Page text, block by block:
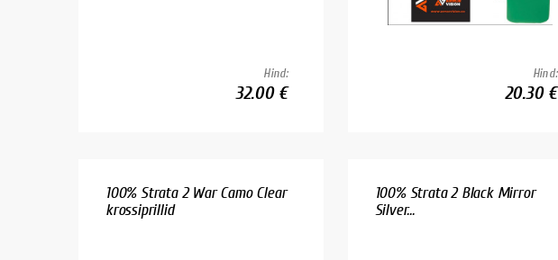
Hind:
32.00 €
Hind:
20.30 €
100% Strata 2 War Camo Clear
krossiprillid
100% Strata 2 Black Mirror
Silver...